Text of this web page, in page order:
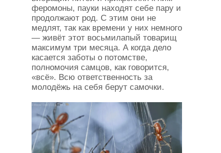
феромоны, пауки находят себе пару и
продолжают род. С этим они не
медлят, так как времени у них немного
— живёт этот восьмилапый товарищ
максимум три месяца. А когда дело
касается заботы о потомстве,
полномочия самцов, как говорится,
«всё». Всю ответственность за
молодёжь на себя берут самочки.